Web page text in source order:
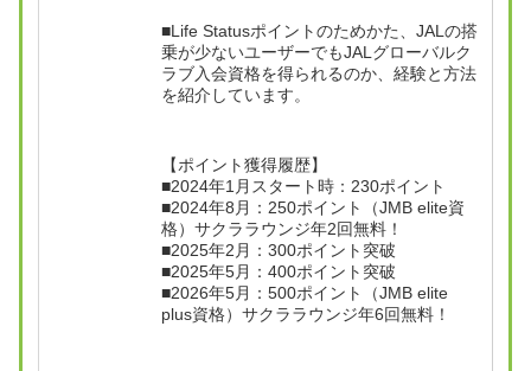
■Life Statusポイントのためかた、JALの搭
乗が少ないユーザーでもJALグローバルク
ラブ入会資格を得られるのか、経験と方法
を紹介しています。
【ポイント獲得履歴】
■2024年1月スタート時：230ポイント
■2024年8月：250ポイント（JMB elite資
格）サクララウンジ年2回無料！
■2025年2月：300ポイント突破
■2025年5月：400ポイント突破
■2026年5月：500ポイント（JMB elite
plus資格）サクララウンジ年6回無料！